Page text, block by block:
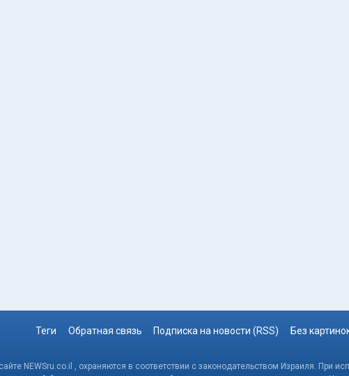
Теги Обратная связь Подписка на новости (RSS) Без
NEWSru.co.il , охраняются в соответствии с законодательством Израиля. При